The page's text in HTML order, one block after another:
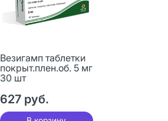
Везигамп таблетки
покрыт.плен.об. 5 мг
30 шт
627 руб.